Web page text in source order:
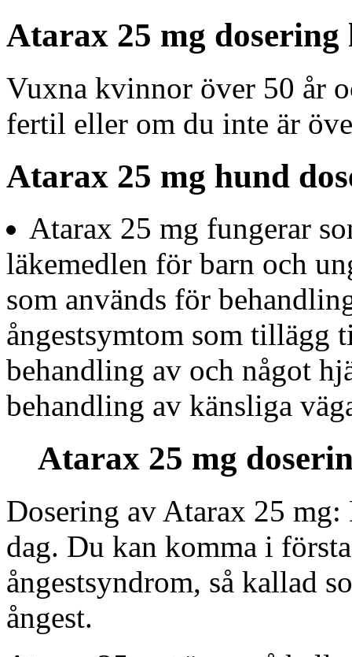
Atarax 25 mg dosering
Vuxna kvinnor över 50 år
fertil eller om du inte är
Atarax 25 mg hund
Atarax 25 mg fungerar
läkemedlen för barn och
som används för
ångestsymtom som tillägg
behandling av och något
behandling av känsliga
Atarax 25 mg
Dosering av Atarax 25
dag. Du kan komma i
ångestsyndrom, så kallad
ångest.